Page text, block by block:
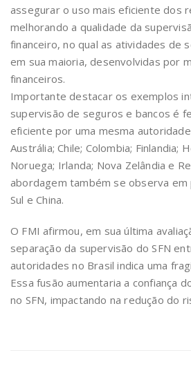
assegurar o uso mais eficiente dos
melhorando a qualidade da
financeiro, no qual as atividades de
em sua maioria, desenvolvidas por
financeiros.
Importante destacar os exemplos
supervisão de seguros e bancos é
eficiente por uma mesma
Austrália; Chile; Colombia; Finlandia;
Noruega; Irlanda; Nova Zelândia e
abordagem também se observa em
Sul e China.
O FMI afirmou, em sua última
separação da supervisão do SFN
autoridades no Brasil indica uma
Essa fusão aumentaria a confiança
no SFN, impactando na redução do